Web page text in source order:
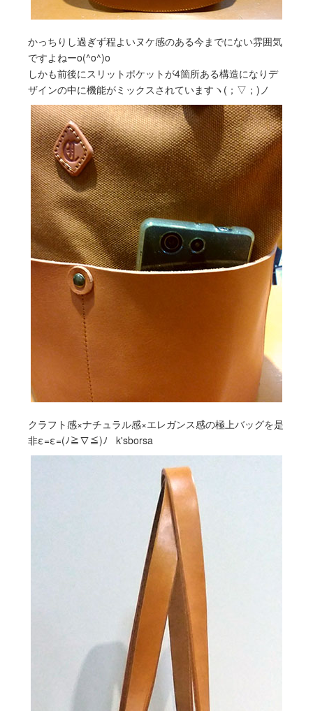
かっちりし過ぎず程よいヌケ感のある今までにない雰囲気
ですよねーo(^o^)o
しかも前後にスリットポケットが4箇所ある構造になりデ
ザインの中に機能がミックスされていますヽ(；▽；)ノ
クラフト感×ナチュラル感×エレガンス感の極上バッグを是
非ε=ε=(ﾉ≧∇≦)ﾉ k'sborsa